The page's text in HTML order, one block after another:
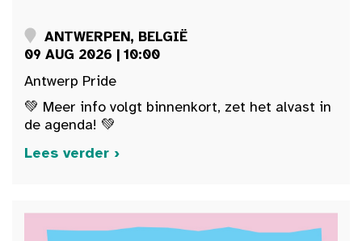
ANTWERPEN, BELGIË
09 AUG 2026 | 10:00
Antwerp Pride
💚 Meer info volgt binnenkort, zet het alvast in
de agenda! 💚
Lees verder ›